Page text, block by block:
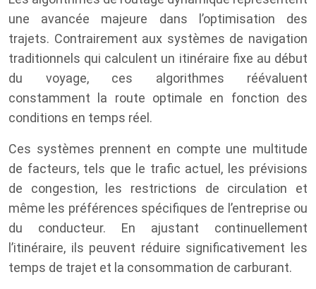
une avancée majeure dans l’optimisation des
trajets. Contrairement aux systèmes de navigation
traditionnels qui calculent un itinéraire fixe au début
du voyage, ces algorithmes réévaluent
constamment la route optimale en fonction des
conditions en temps réel.
Ces systèmes prennent en compte une multitude
de facteurs, tels que le trafic actuel, les prévisions
de congestion, les restrictions de circulation et
même les préférences spécifiques de l’entreprise ou
du conducteur. En ajustant continuellement
l’itinéraire, ils peuvent réduire significativement les
temps de trajet et la consommation de carburant.